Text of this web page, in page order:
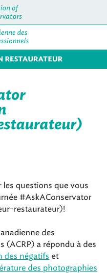
of
des
RESTAURATEUR
questions que vous
#AskAConservator
restaurateur)!
des
(ACRP) a répondu à des
des négatifs et
des photographies